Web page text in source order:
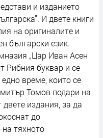
и изданието
И двете книги
на оригиналите и
български език.
„Цар Иван Асен
Рибния буквар и се
време, които се
Томов подари на
издания, за да
до
на тяхното